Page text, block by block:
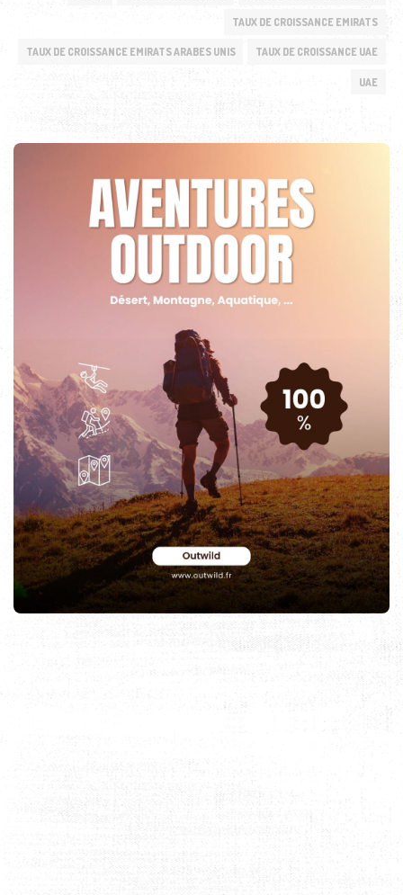
TAUX DE CROISSANCE EMIRATS
TAUX DE CROISSANCE EMIRATS ARABES UNIS TAUX DE CROISSANCE UAE
UAE